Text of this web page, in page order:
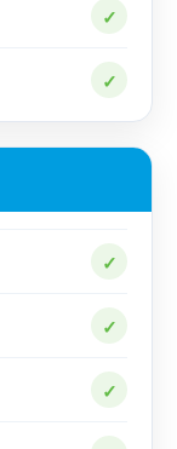
✓
✓
✓
✓
✓